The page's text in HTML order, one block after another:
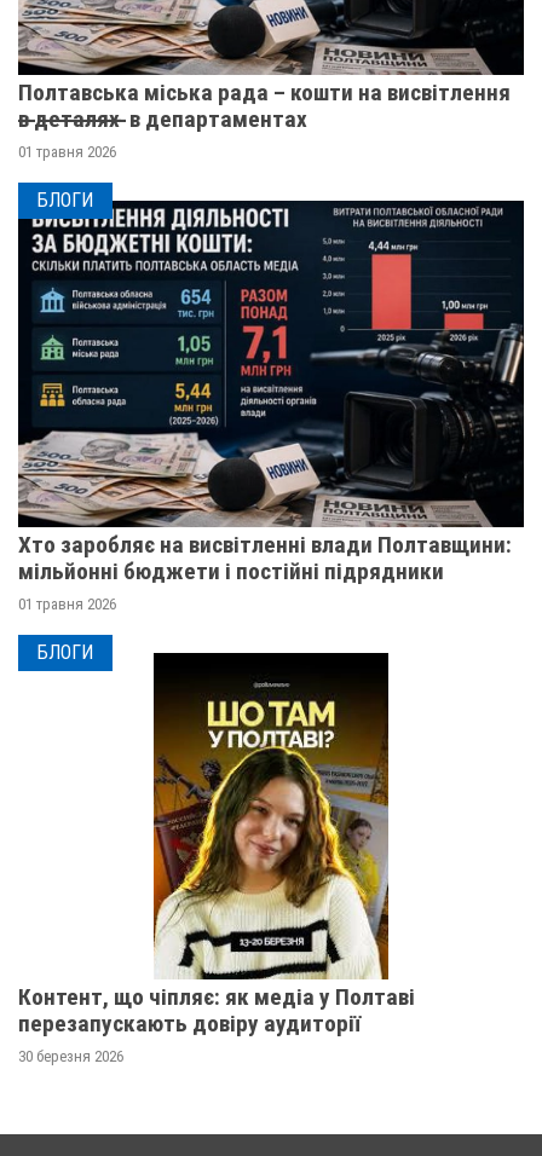
Полтавська міська рада – кошти на висвітлення
в̶ ̶д̶е̶т̶а̶л̶я̶х̶ ̶ в департаментах
01 травня 2026
БЛОГИ
Хто заробляє на висвітленні влади Полтавщини:
мільйонні бюджети і постійні підрядники
01 травня 2026
БЛОГИ
Контент, що чіпляє: як медіа у Полтаві
перезапускають довіру аудиторії
30 березня 2026